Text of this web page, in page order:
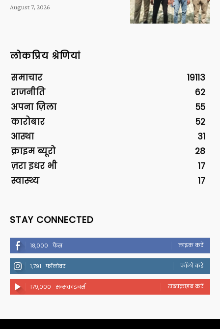
August 7, 2026
लोकप्रिय श्रेणियां
समाचार
19113
राजनीति
62
अपना ज़िला
55
कारोबार
52
आस्था
31
क्राइम ब्यूरो
28
ज़रा इधर भी
17
स्वास्थ्य
17
STAY CONNECTED
18,000 फैंस लाइक करें
1,791 फॉलोवर फॉलो करें
179,000 सब्सक्राइबर्स सब्सक्राइब करें